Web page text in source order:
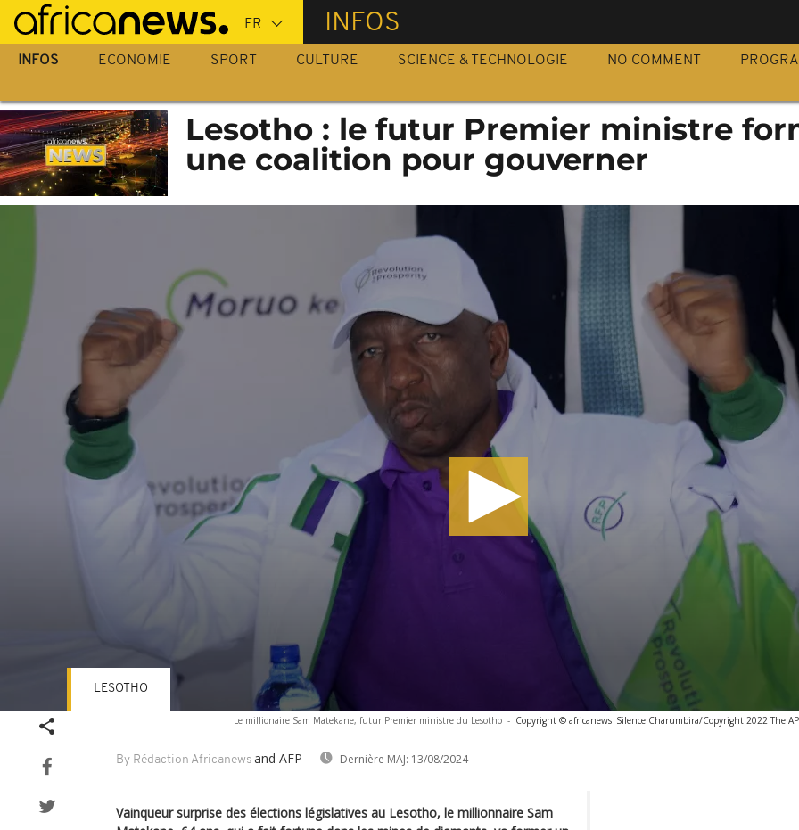
Passer
au
contenu
INFOS
INFOS ECONOMIE SPORT CULTURE SCIENCE & TECHNOLOGIE NO COMMENT
Lesotho : le futur Premier ministre
une coalition pour gouverner
Le millionaire Sam Matekane, futur Premier ministre du Lesotho - Copyright © africanews Silence Charumbira/Copyright 2022 The
By Rédaction Africanews and AFP Dernière MAJ: 13/08/2024
LESOTHO
Vainqueur surprise des élections législatives au Lesotho, le millionnaire Sam